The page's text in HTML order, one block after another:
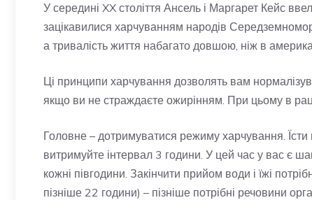
У середині XX століття Ансель і Маргарет Кейс
зацікавилися харчуванням народів
а тривалість життя набагато довшою, ніж в
Ці принципи харчування дозволять вам
якщо ви не страждаєте ожирінням. При цьому в
Головне – дотримуватися режиму харчування.
витримуйте інтервал 3 години. У цей час у вас є
кожні півгодини. Закінчити прийом води і їжі
пізніше 22 години) – пізніше потрібні речовини